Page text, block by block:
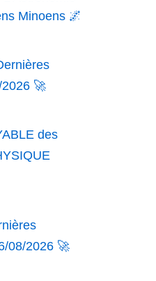
Minoens 🌌
🚀
des
08/2026 🚀